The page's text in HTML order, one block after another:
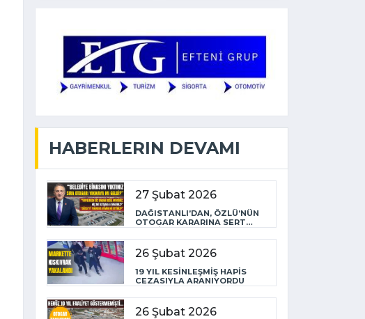
HABERLERIN DEVAMI
27 Şubat 2026
DAĞISTANLI’DAN, ÖZLÜ’NÜN
OTOGAR KARARINA SERT
TEPKİ
26 Şubat 2026
19 YIL KESİNLEŞMİŞ HAPİS
CEZASIYLA ARANIYORDU
26 Şubat 2026